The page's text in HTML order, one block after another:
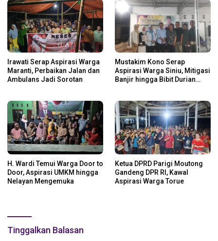
Irawati Serap Aspirasi Warga
Maranti, Perbaikan Jalan dan
Ambulans Jadi Sorotan
Mustakim Kono Serap
Aspirasi Warga Siniu, Mitigasi
Banjir hingga Bibit Durian
H. Wardi Temui Warga Door to
Door, Aspirasi UMKM hingga
Nelayan Mengemuka
Ketua DPRD Parigi Moutong
Gandeng DPR RI, Kawal
Aspirasi Warga Torue
Tinggalkan Balasan